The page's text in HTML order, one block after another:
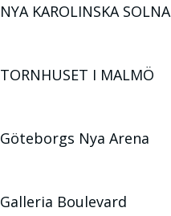
NYA KAROLINSKA SOLNA
TORNHUSET I MALMÖ
Göteborgs Nya Arena
Galleria Boulevard